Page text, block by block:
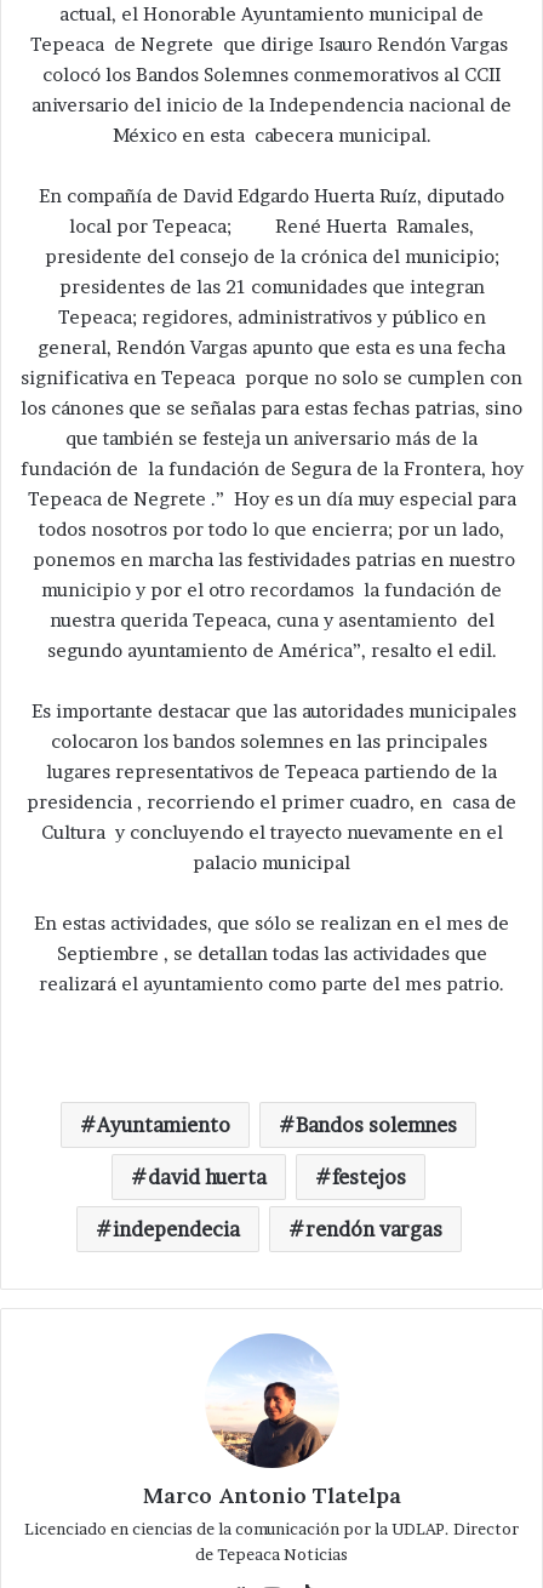
actual, el Honorable Ayuntamiento municipal de
Tepeaca de Negrete que dirige Isauro Rendón Vargas
colocó los Bandos Solemnes conmemorativos al CCII
aniversario del inicio de la Independencia nacional de
México en esta cabecera municipal.
En compañía de David Edgardo Huerta Ruíz, diputado
local por Tepeaca; René Huerta Ramales,
presidente del consejo de la crónica del municipio;
presidentes de las 21 comunidades que integran
Tepeaca; regidores, administrativos y público en
general, Rendón Vargas apunto que esta es una fecha
significativa en Tepeaca porque no solo se cumplen con
los cánones que se señalas para estas fechas patrias, sino
que también se festeja un aniversario más de la
fundación de la fundación de Segura de la Frontera, hoy
Tepeaca de Negrete .” Hoy es un día muy especial para
todos nosotros por todo lo que encierra; por un lado,
ponemos en marcha las festividades patrias en nuestro
municipio y por el otro recordamos la fundación de
nuestra querida Tepeaca, cuna y asentamiento del
segundo ayuntamiento de América”, resalto el edil.
Es importante destacar que las autoridades municipales
colocaron los bandos solemnes en las principales
lugares representativos de Tepeaca partiendo de la
presidencia , recorriendo el primer cuadro, en casa de
Cultura y concluyendo el trayecto nuevamente en el
palacio municipal
En estas actividades, que sólo se realizan en el mes de
Septiembre , se detallan todas las actividades que
realizará el ayuntamiento como parte del mes patrio.
Ayuntamiento Bandos solemnes
david huerta festejos
independecia rendón vargas
Marco Antonio Tlatelpa
Licenciado en ciencias de la comunicación por la UDLAP. Director
de Tepeaca Noticias